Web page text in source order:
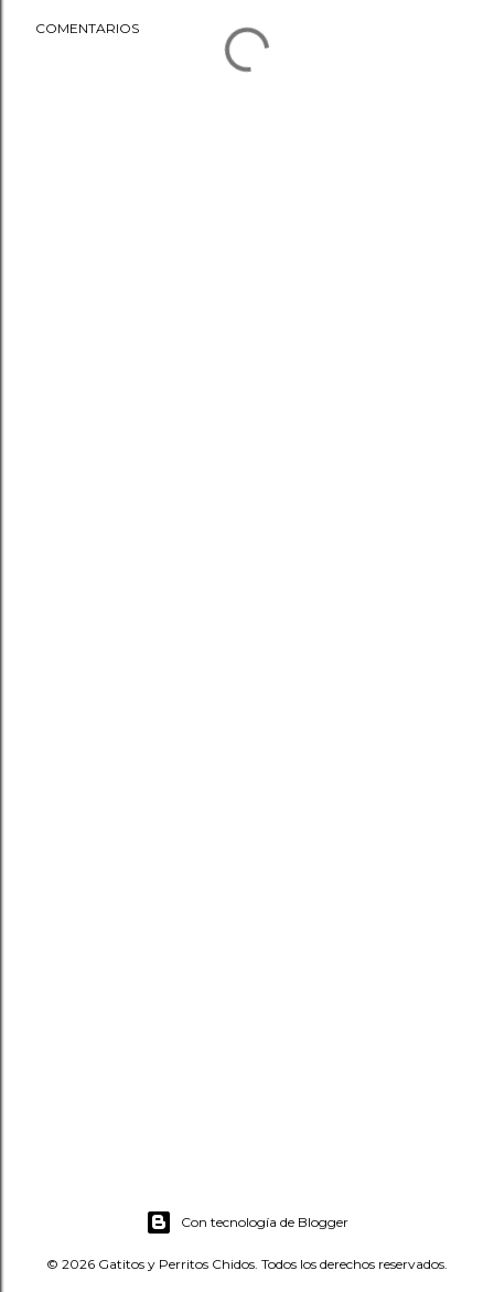
COMENTARIOS
Con tecnología de Blogger
© 2026 Gatitos y Perritos Chidos. Todos los derechos reservados.